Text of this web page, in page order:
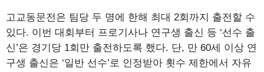
고교동문전은 팀당 두 명에 한해 최대 2회까지 출전할 수
있다. 이번 대회부터 프로기사나 연구생 출신 등 ‘선수 출
신’은 경기당 1회만 출전하도록 했다. 단, 만 60세 이상 연
구생 출신은 ‘일반 선수’로 인정받아 횟수 제한에서 자유